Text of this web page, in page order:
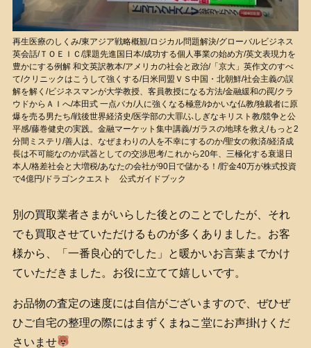
再生医療のしくみ/東アジア戦略概観/ロジカル問題解決/グローバルビジネス
英会話/ＴＯＥＩＣ/課題先進国日本/成功する個人事業の始め方/英文表現力を
豊かにする例解 和文英訳教本/アメリカの社会と政治/「京大」英作文のすべ
て/クリニックはこうして強くする/日米同盟ＶＳ中国・北朝鮮/社会主義の誤
解を解く/ビジネスマンが大学教授、客員教授になる方法/金融緩和の罠/クラ
ウドからＡＩへ/本田式 一点バカ/人に強くなる極意/ゆかいな仏教/独裁者に原
爆を売る男たち/戦後世界経済史/医学部の大罪/ふしぎなキリスト教/競争と公
平感/藤巻健史の実践。金融マーケット集中講義/ガラスの地球を救え/もっと2
分間ミステリ/善人は、なぜまわりの人を不幸にするのか/聖女の救済/経済成
長は不可能なのか/武器としての交渉思考/これから20年、三極化する衰退日
本人/格差社会と大増税/あなたの会社が90日で儲かる！/貯金40万が株式投資
で4億円/ドラゴンクエスト 公式ガイドブック
別の買取業者さまがいらした後とのことでしたが、それ
でも買取させていただけるものが多くありました。お客
様から、「一番良心的でした」と暖かいお言葉までかけ
ていただきました。お役に立てて嬉しいです。
お品物の査定の速度には自信がございますので、ぜひぜ
ひご自宅の整理の際にはまずくまねこ堂にお声掛けくだ
さいませ